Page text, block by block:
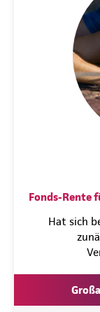
Fonds-Rente
Hat sich